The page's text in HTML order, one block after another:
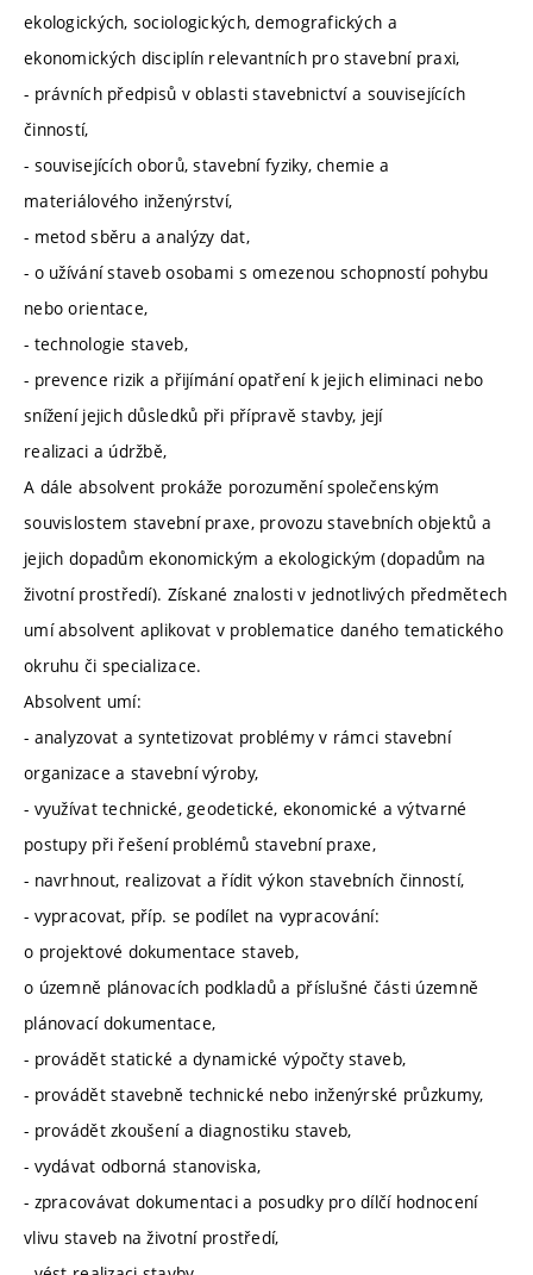
ekologických, sociologických, demografických a
ekonomických disciplín relevantních pro stavební praxi,
- právních předpisů v oblasti stavebnictví a souvisejících
činností,
- souvisejících oborů, stavební fyziky, chemie a
materiálového inženýrství,
- metod sběru a analýzy dat,
- o užívání staveb osobami s omezenou schopností pohybu
nebo orientace,
- technologie staveb,
- prevence rizik a přijímání opatření k jejich eliminaci nebo
snížení jejich důsledků při přípravě stavby, její
realizaci a údržbě,
A dále absolvent prokáže porozumění společenským
souvislostem stavební praxe, provozu stavebních objektů a
jejich dopadům ekonomickým a ekologickým (dopadům na
životní prostředí). Získané znalosti v jednotlivých předmětech
umí absolvent aplikovat v problematice daného tematického
okruhu či specializace.
Absolvent umí:
- analyzovat a syntetizovat problémy v rámci stavební
organizace a stavební výroby,
- využívat technické, geodetické, ekonomické a výtvarné
postupy při řešení problémů stavební praxe,
- navrhnout, realizovat a řídit výkon stavebních činností,
- vypracovat, příp. se podílet na vypracování:
o projektové dokumentace staveb,
o územně plánovacích podkladů a příslušné části územně
plánovací dokumentace,
- provádět statické a dynamické výpočty staveb,
- provádět stavebně technické nebo inženýrské průzkumy,
- provádět zkoušení a diagnostiku staveb,
- vydávat odborná stanoviska,
- zpracovávat dokumentaci a posudky pro dílčí hodnocení
vlivu staveb na životní prostředí,